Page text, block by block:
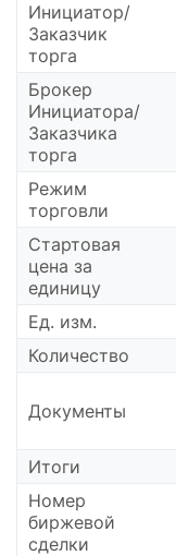
Инициатор/
Заказчик
торга
Брокер
Инициатора/
Заказчика
торга
Режим
торговли
Cтартовая
цена за
единицу
Ед. изм.
Количество
Документы
Итоги
Номер
биржевой
сделки